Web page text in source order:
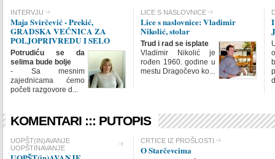
CHECK ALL
INTERVJU
LICE S NASLOVNICE
INTRO ITEMS
Show
INTERVJU
Maja Svirčević - Prekić,
GRADSKA VEĆNICA ZA
POLJOPRIVREDU I SELO
Potrudiću se da
selima bude bolje
- Sa mesnim
zajednicama ćemo
početi razgovore d...
LICE S NASLOVNICE
Lice s naslovnice: Vladimir
Nikolić, stolar
Trud i rad se isplate
Vladimir Nikolić je
rođen 1960. godine u
mestu Dragočevo ko...
KOMENTARI ::: PUTOPIS
CHECK ALL
UOPŠT(IN)AVANJE
UOPŠTINAVANJE
CRTICE IZ PROŠLOSTI
O Starčevcima